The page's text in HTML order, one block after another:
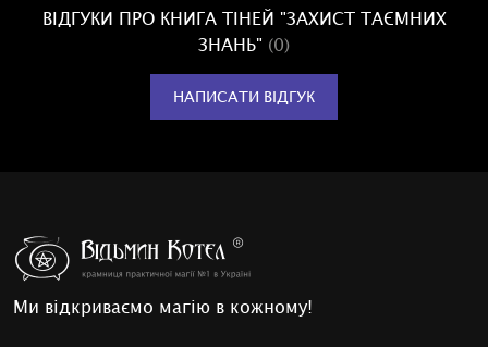
ВІДГУКИ ПРО КНИГА ТІНЕЙ "ЗАХИСТ ТАЄМНИХ
ЗНАНЬ" (0)
НАПИСАТИ ВІДГУК
Ми відкриваємо магію в кожному!